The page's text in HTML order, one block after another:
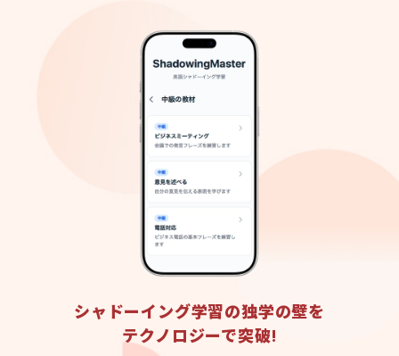
シャドーイング学習の独学の壁を
テクノロジーで突破!